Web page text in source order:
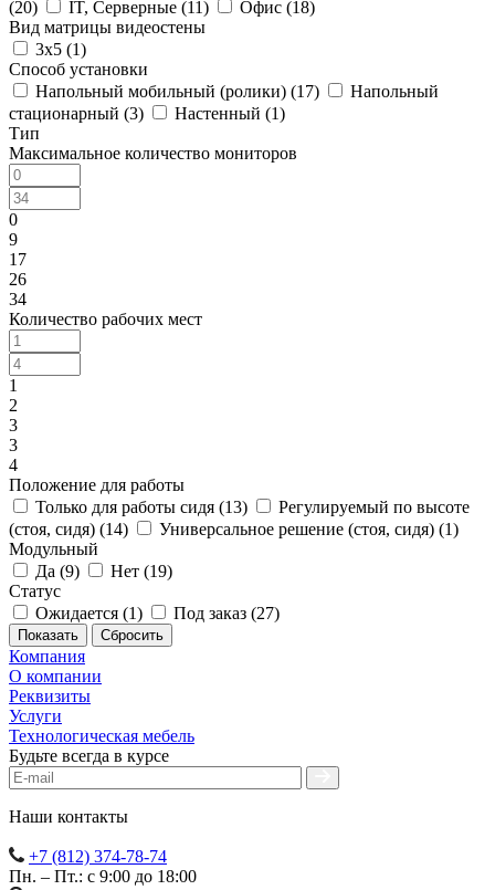
(20) IT, Серверные (11) Офис (18)
Вид матрицы видеостены
3x5 (1)
Способ установки
Напольный мобильный (ролики) (17)
Напольный
стационарный (3) Настенный (1)
Тип
Максимальное количество мониторов
0
9
17
26
34
Количество рабочих мест
1
2
3
3
4
Положение для работы
Только для работы сидя (13)
Регулируемый по высоте
(стоя, сидя) (14) Универсальное решение (стоя, сидя) (1)
Модульный
Да (9) Нет (19)
Статус
Ожидается (1) Под заказ (27)
Сбросить
Компания
О компании
Реквизиты
Услуги
Технологическая мебель
Будьте всегда в курсе
Наши контакты
+7 (812) 374-78-74
Пн. – Пт.: с 9:00 до 18:00